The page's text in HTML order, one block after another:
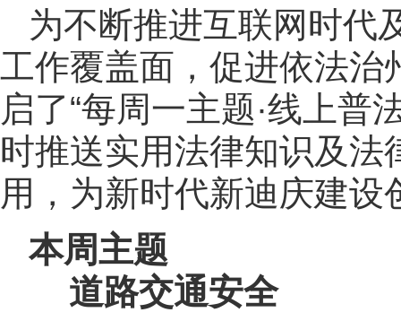
为不断推进互联网时代
工作覆盖面，促进依法治
启了“每周一主题·线上普
时推送实用法律知识及
用，为新时代新迪庆建
本周主题
道路交通安全